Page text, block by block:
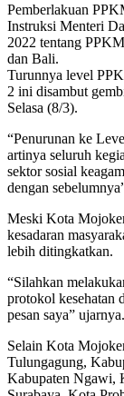
Pemberlakuan
Instruksi Menteri
2022 tentang
dan Bali.
Turunnya level
2 ini disambut
Selasa (8/3).
“Penurunan ke
artinya seluruh
sektor sosial
dengan
Meski Kota
kesadaran
lebih ditingkatkan.
“Silahkan
protokol kesehatan
pesan saya” ujarnya.
Selain Kota
Tulungagung,
Kabupaten Ngawi,